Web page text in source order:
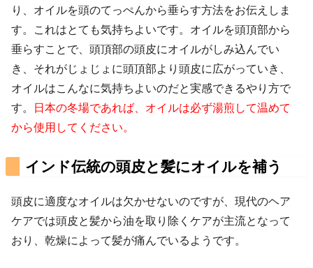
り、オイルを頭のてっぺんから垂らす方法をお伝えしま
す。これはとても気持ちよいです。オイルを頭頂部から
垂らすことで、頭頂部の頭皮にオイルがしみ込んでい
き、それがじょじょに頭頂部より頭皮に広がっていき、
オイルはこんなに気持ちよいのだと実感できるやり方で
す。 日本の冬場であれば、オイルは必ず湯煎して温めて
から使用してください。
インド伝統の頭皮と髪にオイルを補う
頭皮に適度なオイルは欠かせないのですが、現代のヘア
ケアでは頭皮と髪から油を取り除くケアが主流となって
おり、乾燥によって髪が痛んでいるようです。